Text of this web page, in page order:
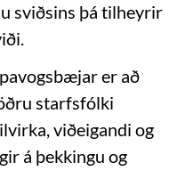
sviðsins þá tilheyrir
er að
starfsfólki
viðeigandi og
á þekkingu og